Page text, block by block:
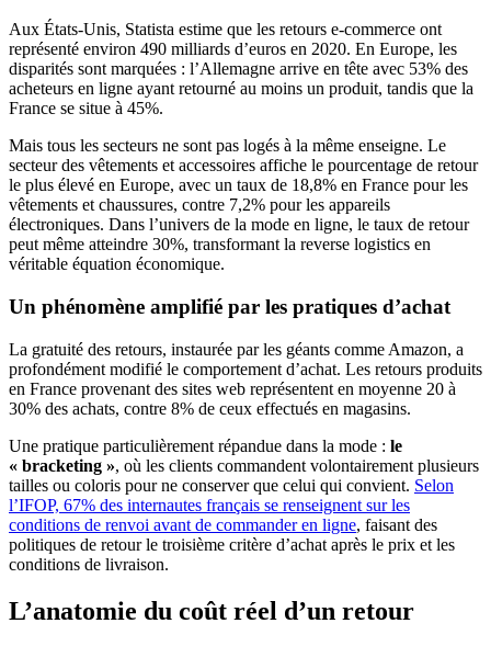
Aux États-Unis, Statista estime que les retours e-commerce ont
représenté environ 490 milliards d’euros en 2020. En Europe, les
disparités sont marquées : l’Allemagne arrive en tête avec 53% des
acheteurs en ligne ayant retourné au moins un produit, tandis que la
France se situe à 45%.
Mais tous les secteurs ne sont pas logés à la même enseigne. Le
secteur des vêtements et accessoires affiche le pourcentage de retour
le plus élevé en Europe, avec un taux de 18,8% en France pour les
vêtements et chaussures, contre 7,2% pour les appareils
électroniques. Dans l’univers de la mode en ligne, le taux de retour
peut même atteindre 30%, transformant la reverse logistics en
véritable équation économique.
Un phénomène amplifié par les pratiques d’achat
La gratuité des retours, instaurée par les géants comme Amazon, a
profondément modifié le comportement d’achat. Les retours produits
en France provenant des sites web représentent en moyenne 20 à
30% des achats, contre 8% de ceux effectués en magasins.
Une pratique particulièrement répandue dans la mode : le
« bracketing », où les clients commandent volontairement plusieurs
tailles ou coloris pour ne conserver que celui qui convient. Selon
l’IFOP, 67% des internautes français se renseignent sur les
conditions de renvoi avant de commander en ligne, faisant des
politiques de retour le troisième critère d’achat après le prix et les
conditions de livraison.
L’anatomie du coût réel d’un retour